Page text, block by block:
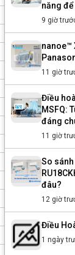
năng
9 giờ
nanoe™
11 giờ
Điều
MSFQ:
đáng
11 giờ
So sánh
đâu?
12 giờ
Điều
1 ngày